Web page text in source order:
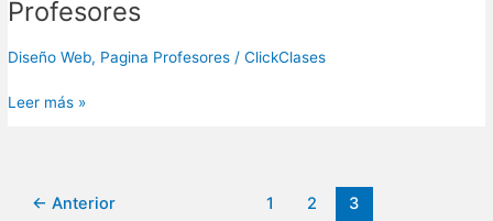
Profesores
Diseño Web, Pagina Profesores /ClickClases
Profesores
Leer más »
← Anterior 1 2 3